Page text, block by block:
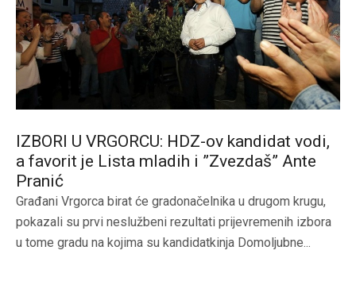
IZBORI U VRGORCU: HDZ-ov kandidat vodi,
a favorit je Lista mladih i ”Zvezdaš” Ante
Pranić
Građani Vrgorca birat će gradonačelnika u drugom krugu,
pokazali su prvi neslužbeni rezultati prijevremenih izbora
u tome gradu na kojima su kandidatkinja Domoljubne...